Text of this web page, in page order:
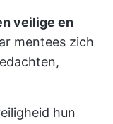
veilige en
mentees zich
hun